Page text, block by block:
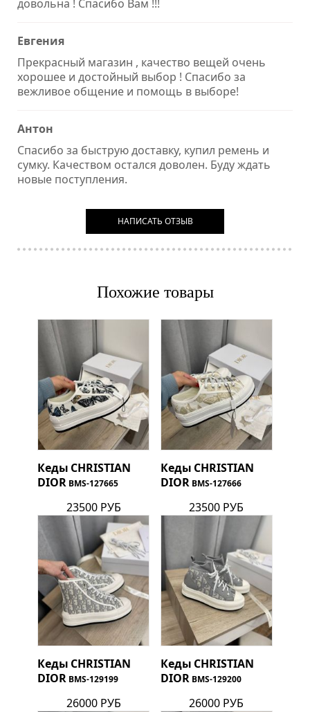
довольна ! Спасибо Вам !!!
Евгения
Прекрасный магазин , качество вещей очень
хорошее и достойный выбор ! Спасибо за
вежливое общение и помощь в выборе!
Антон
Спасибо за быструю доставку, купил ремень и
сумку. Качеством остался доволен. Буду ждать
новые поступления.
НАПИСАТЬ ОТЗЫВ
Похожие товары
Кеды CHRISTIAN
DIOR BMS-127665
23500 РУБ
Кеды CHRISTIAN
DIOR BMS-127666
23500 РУБ
Кеды CHRISTIAN
DIOR BMS-129199
26000 РУБ
Кеды CHRISTIAN
DIOR BMS-129200
26000 РУБ